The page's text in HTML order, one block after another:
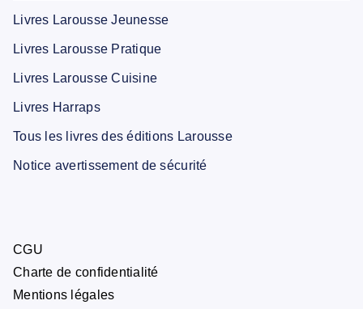
Livres Larousse Jeunesse
Livres Larousse Pratique
Livres Larousse Cuisine
Livres Harraps
Tous les livres des éditions Larousse
Notice avertissement de sécurité
CGU
Charte de confidentialité
Mentions légales